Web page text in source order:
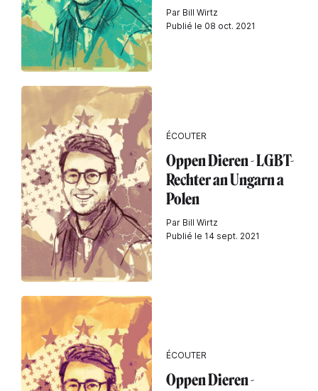
Par Bill Wirtz
Publié le 08 oct. 2021
ÉCOUTER
Oppen Dieren - LGBT-
Rechter an Ungarn a
Polen
Par Bill Wirtz
Publié le 14 sept. 2021
ÉCOUTER
Oppen Dieren -